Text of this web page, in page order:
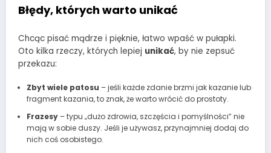
Błędy, których warto unikać
Chcąc pisać mądrze i pięknie, łatwo wpaść w pułapki.
Oto kilka rzeczy, których lepiej unikać, by nie zepsuć
przekazu:
Zbyt wiele patosu – jeśli każde zdanie brzmi jak kazanie lub
fragment kazania, to znak, że warto wrócić do prostoty.
Frazesy– typu „dużo zdrowia, szczęścia i pomyślności” nie
mają w sobie duszy. Jeśli je używasz, przynajmniej dodaj do
nich coś osobistego.